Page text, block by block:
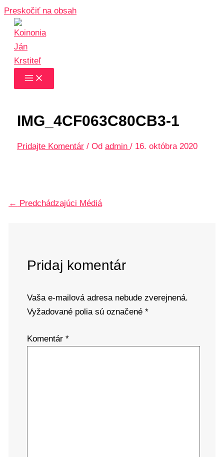
Preskočiť na obsah
IMG_4CF063C80CB3-1
Pridajte Komentár / Od admin/ 16. októbra 2020
← Predchádzajúci Médiá
Pridaj komentár
Vaša e-mailová adresa nebude zverejnená.
Vyžadované polia sú označené *
Komentár *